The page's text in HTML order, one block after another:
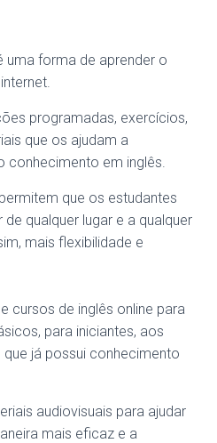
uma forma de aprender o
programadas, exercícios,
que os ajudam a
conhecimento em inglês.
que os estudantes
qualquer lugar e a qualquer
mais flexibilidade e
cursos de inglês online para
para iniciantes, aos
já possui conhecimento
audiovisuais para ajudar
mais eficaz e a